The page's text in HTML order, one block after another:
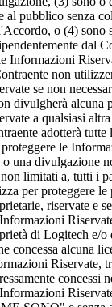
al pubblico senza
o (4) sono
dal
Informazioni
non
se non
divulgherà alcuna
a qualsiasi
adotterà
le
o una divulgazione
limitati a, tutti i
per proteggere
riservate e
di Logitech e/o
concessa alcuna
Riservate,
concessi